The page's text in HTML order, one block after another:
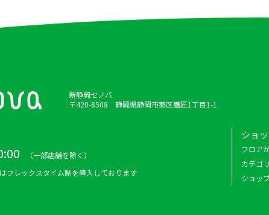
新静岡セノバ
〒420-8508 静岡県静岡市葵区鷹匠1丁目1-1
（一部店舗を除く）
フレックスタイム制を導入しております
ショ
フロア
カテゴ
ショッ